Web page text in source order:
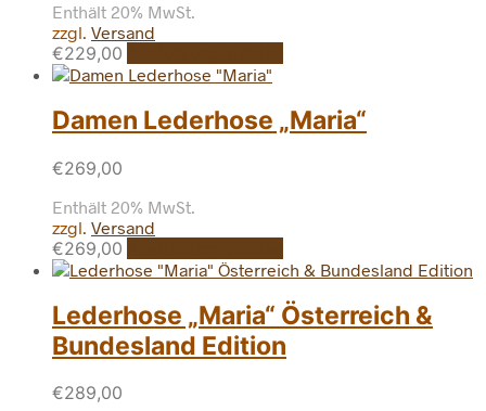
Enthält 20% MwSt.
zzgl. Versand
€229,00
mehrere
Varianten
auf
der
Produktseite
gewählt
werden
Damen Lederhose „Maria“
€269,00
Enthält 20% MwSt.
zzgl. Versand
€269,00
Produkt
mehrere
Varianten
auf.
Lederhose „Maria“ Österreich &
Bundesland Edition
€289,00